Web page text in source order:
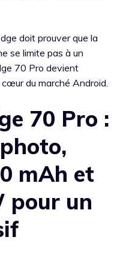
doit prouver que la
se limite pas à un
70 Pro devient
cœur du marché Android.
70 Pro :
mAh et
pour un